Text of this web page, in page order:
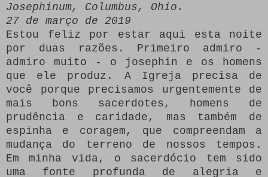
Josephinum, Columbus, Ohio.
27 de março de 2019
Estou feliz por estar aqui esta noite
por duas razões.
Primeiro admiro -
admiro muito - o josephin e os homens
que ele produz.
A Igreja precisa de
você porque precisamos urgentemente de
mais bons sacerdotes, homens de
prudência e caridade, mas também de
espinha e coragem, que compreendam a
mudança do terreno de nossos tempos.
Em minha vida, o sacerdócio tem sido
uma fonte profunda de alegria e